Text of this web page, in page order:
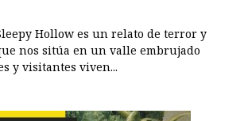
Hollow es un relato de terror y
nos sitúa en un valle embrujado
y visitantes viven...